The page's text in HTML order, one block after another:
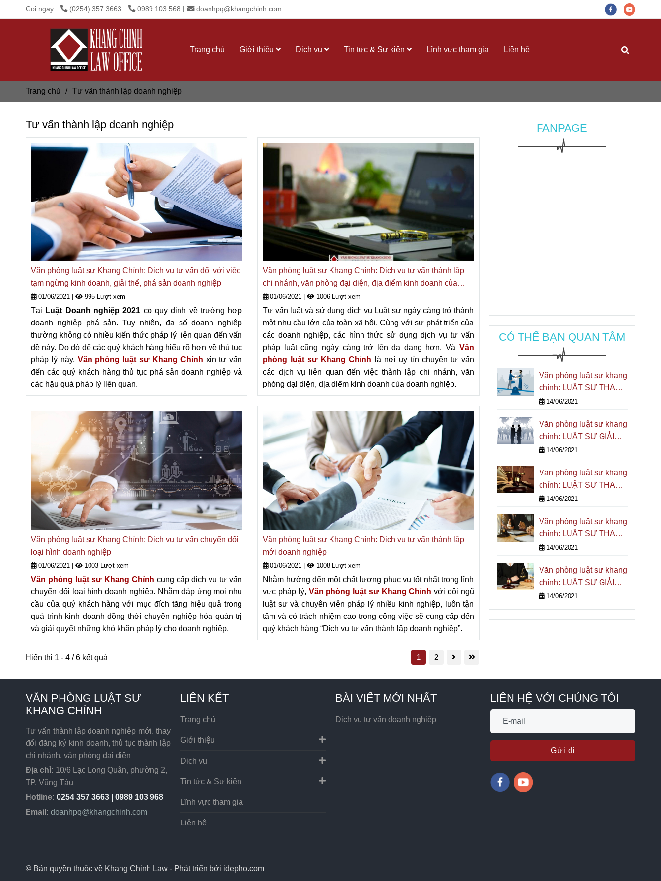
Gọi ngay (0254) 357 3663 0989 103 568 doanhpq@khangchinh.com
Trang chủ Giới thiệu Dịch vụ Tin tức & Sự kiện Lĩnh vực tham gia Liên hệ
Trang chủ / Tư vấn thành lập doanh nghiệp
Tư vấn thành lập doanh nghiệp
Văn phòng luật sư Khang Chính: Dịch vụ tư vấn đối với việc
tạm ngừng kinh doanh, giải thể, phá sản doanh nghiệp
01/06/2021 995 Lượt xem
Tại Luật Doanh nghiệp 2021 có quy định về trường hợp
doanh nghiệp phá sản. Tuy nhiên, đa số doanh nghiệp
thường không có nhiều kiến thức pháp lý liên quan đến vấn
đề này. Do đó để các quý khách hàng hiểu rõ hơn về thủ tục
pháp lý này, Văn phòng luật sư Khang Chính xin tư vấn
đến các quý khách hàng thủ tục phá sản doanh nghiệp và
các hậu quả pháp lý liên quan.
Văn phòng luật sư Khang Chính: Dịch vụ tư vấn thành lập
chi nhánh, văn phòng đại diện, địa điểm kinh doanh của
doanh nghiệp
01/06/2021 | 1006 Lượt xem
Tư vấn luật và sử dụng dịch vụ Luật sư ngày càng trở thành
một nhu cầu lớn của toàn xã hội. Cùng với sự phát triển của
các doanh nghiệp, các hình thức sử dụng dịch vụ tư vấn
pháp luật cũng ngày càng trở lên đa dạng hơn. Và Văn
phòng luật sư Khang Chính
là nơi uy tín chuyên tư vấn
các dịch vụ liên quan đến việc thành lập chi nhánh, văn
phòng đại diện, địa điểm kinh doanh của doanh nghiệp.
Văn phòng luật sư Khang Chính: Dịch vụ tư vấn chuyển đổi
loại hình doanh nghiệp
01/06/2021 1003 Lượt xem
Văn phòng luật sư Khang Chính cung cấp dịch vụ tư vấn
chuyển đổi loại hình doanh nghiệp. Nhằm đáp ứng mọi nhu
cầu của quý khách hàng với mục đích tăng hiệu quả trong
quá trình kinh doanh đồng thời chuyên nghiệp hóa quản trị
và giải quyết những khó khăn pháp lý cho doanh nghiệp.
Văn phòng luật sư Khang Chính: Dịch vụ tư vấn thành lập
mới doanh nghiệp
01/06/2021 | 1008 Lượt xem
Nhằm hướng đến một chất lượng phục vụ tốt nhất trong lĩnh
vực pháp lý, Văn phòng luật sư Khang Chính với đội ngũ
luật sư và chuyên viên pháp lý nhiều kinh nghiệp, luôn tận
tâm và có trách nhiệm cao trong công việc sẽ cung cấp đến
quý khách hàng “Dịch vụ tư vấn thành lập doanh nghiệp”.
Hiển thị 1 - 4 / 6 kết quả 1 2
FANPAGE
CÓ THỂ BẠN QUAN TÂM
Văn phòng luật sư khang
chính: LUẬT SƯ THAM
GIA GIẢI QUYẾT
ĐỘNG
14/06/2021
Văn phòng luật sư khang
chính: LUẬT SƯ GIẢI
QUYẾT TRANH CHẤP
14/06/2021
Văn phòng luật sư khang
chính: LUẬT SƯ THAM
GIA GIẢI QUYẾT
ĐẤT
14/06/2021
Văn phòng luật sư khang
chính: LUẬT SƯ THAM
GIA BÀO CHỮA VỤ ÁN
14/06/2021
Văn phòng luật sư khang
chính: LUẬT SƯ GIẢI
QUYẾT, TƯ VẤN HÔN
14/06/2021
VĂN PHÒNG LUẬT SƯ
KHANG CHÍNH
Tư vấn thành lập doanh nghiệp mới, thay
đổi đăng ký kinh doanh, thủ tục thành lập
chi nhánh, văn phòng đại diện
Địa chỉ: 10/6 Lạc Long Quân, phường 2,
TP. Vũng Tàu
Hotline: 0254 357 3663 | 0989 103 968
Email: doanhpq@khangchinh.com
LIÊN KẾT
Trang chủ
Giới thiệu
Dịch vụ
Tin tức & Sự kiện
Lĩnh vực tham gia
Liên hệ
BÀI VIẾT MỚI NHẤT
Dịch vụ tư vấn doanh nghiệp
LIÊN HỆ VỚI CHÚNG TÔI
Gửi đi
© Bản quyền thuộc về Khang Chinh Law - Phát triển bởi idepho.com